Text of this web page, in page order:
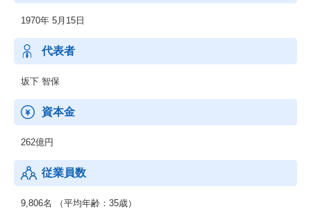
・CRM
・SFA
・SCM
・ERP
・WEB
＜IT基盤、ネットワーク＞
・ネットワーク
・先端IT
・ミドルウェア
◆制御系システムサービス
＜移動体通信制御開発＞
1970年 5月15日
代表者
坂下 智保
資本金
262億円
従業員数
9,806名 （平均年齢：35歳）